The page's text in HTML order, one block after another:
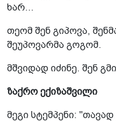
ხარ...
თეომ შენ გიპოვა,
შეუპოვარმა გოგომ.
მშვიდად იძინე. შენ
ზაქრო ექიზაშვილი
მეგი სტემპენი: